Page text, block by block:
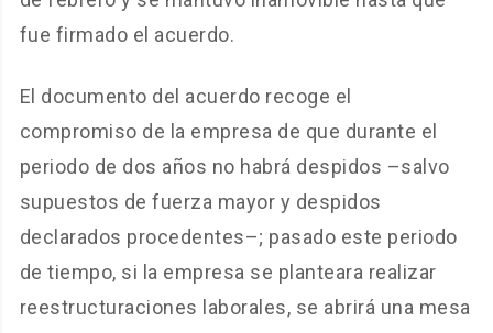
fue firmado el acuerdo.
El documento del acuerdo recoge el
compromiso de la empresa de que durante el
periodo de dos años no habrá despidos –salvo
supuestos de fuerza mayor y despidos
declarados procedentes–; pasado este periodo
de tiempo, si la empresa se planteara realizar
reestructuraciones laborales, se abrirá una mesa